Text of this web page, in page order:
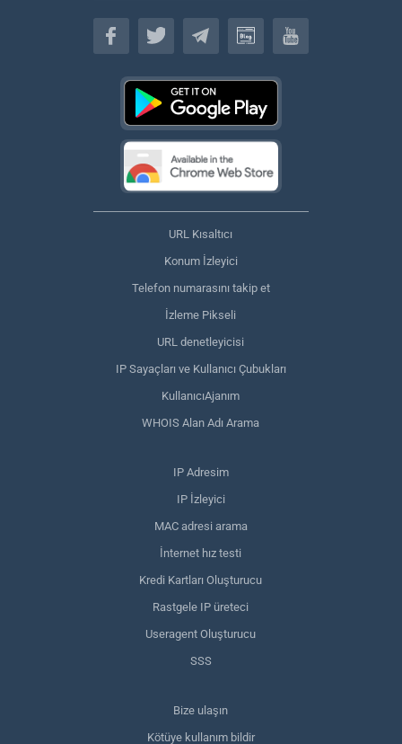
Türkçe
URL Kısaltıcı
Konum İzleyici
Telefon numarasını takip et
İzleme Pikseli
URL denetleyicisi
IP Sayaçları ve Kullanıcı Çubukları
KullanıcıAjanım
WHOIS Alan Adı Arama
IP Adresim
IP İzleyici
MAC adresi arama
İnternet hız testi
Kredi Kartları Oluşturucu
Rastgele IP üreteci
Useragent Oluşturucu
SSS
Bize ulaşın
Kötüye kullanım bildir